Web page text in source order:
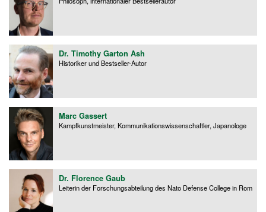
Dr. Timothy Garton Ash
Historiker und Bestseller-Autor
Marc Gassert
Kampfkunstmeister, Kommunikationswissenschaftler, Japanologe
Dr. Florence Gaub
Leiterin der Forschungsabteilung des Nato Defense College in Rom